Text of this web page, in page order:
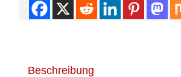
Beschreibung